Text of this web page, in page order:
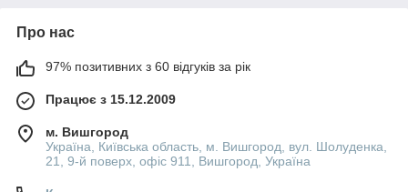
Про нас
97% позитивних з 60 відгуків за рік
Працює з 15.12.2009
м. Вишгород
Україна, Київська область, м. Вишгород, вул. Шолуденка,
21, 9-й поверх, офіс 911, Вишгород, Україна